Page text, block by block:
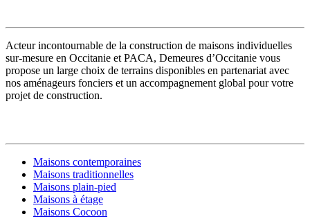
Acteur incontournable de la construction de maisons individuelles
sur-mesure en Occitanie et PACA, Demeures d’Occitanie vous
propose un large choix de terrains disponibles en partenariat avec
nos aménageurs fonciers et un accompagnement global pour votre
projet de construction.
Maisons contemporaines
Maisons traditionnelles
Maisons plain-pied
Maisons à étage
Maisons Cocoon